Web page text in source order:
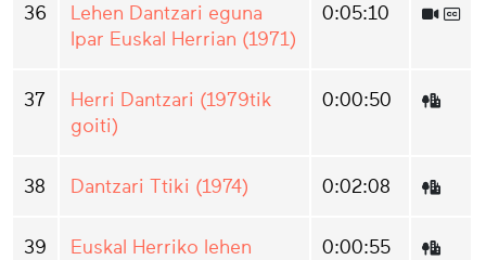
36
Lehen Dantzari eguna
Ipar Euskal Herrian (1971)
0:05:10
37
Herri Dantzari (1979tik
goiti)
0:00:50
38 Dantzari Ttiki (1974) 0:02:08
39
Euskal Herriko lehen
0:00:55